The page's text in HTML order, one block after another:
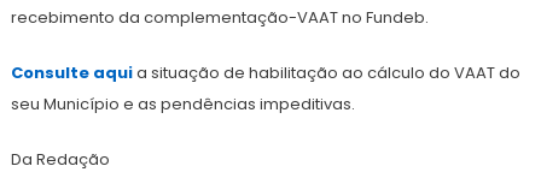
recebimento da complementação-VAAT no Fundeb.
Consulte aquia situação de habilitação ao cálculo do VAAT do
seu Município e as pendências impeditivas.
Da Redação